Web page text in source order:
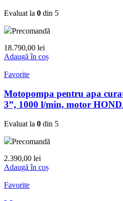
Evaluat la 0 din 5
Precomandă
18.790,00 lei
Adaugă în coș
Favorite
Motopompa pentru apa
3”, 1000 l/min, motor
Evaluat la 0 din 5
Precomandă
2.390,00 lei
Adaugă în coș
Favorite